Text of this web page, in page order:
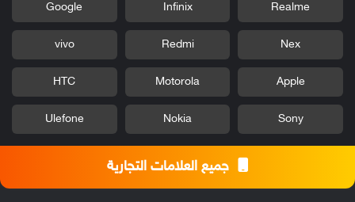
Realme
Infinix
Google
Nex
Redmi
vivo
Apple
Motorola
HTC
Sony
Nokia
Ulefone
جميع العلامات التجارية